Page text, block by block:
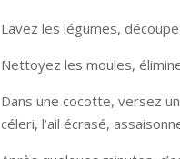
Lavez les légumes,
Nettoyez les moules,
Dans une cocotte, versez
céleri, l’ail écrasé,